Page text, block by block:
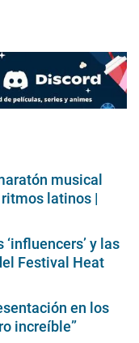
musical
latinos |
y las
Festival Heat
en los
increíble”